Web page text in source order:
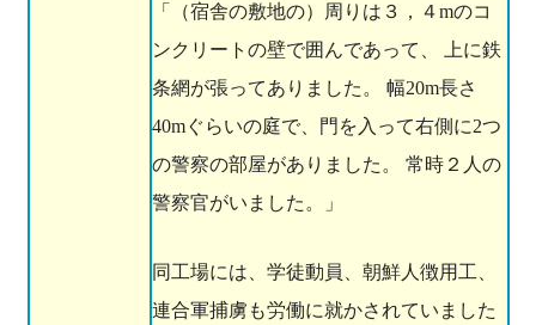
「（宿舎の敷地の）周りは３，４mのコ
ンクリートの壁で囲んであって、 上に鉄
条網が張ってありました。 幅20m長さ
40mぐらいの庭で、門を入って右側に2つ
の警察の部屋がありました。 常時２人の
警察官がいました。」
同工場には、学徒動員、朝鮮人徴用工、
連合軍捕虜も労働に就かされていました